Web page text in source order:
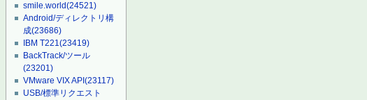
smile.world(24521)
Android/ディレクトリ構
成(23686)
IBM T221(23419)
BackTrack/ツール
(23201)
VMware VIX API(23117)
USB/標準リクエスト